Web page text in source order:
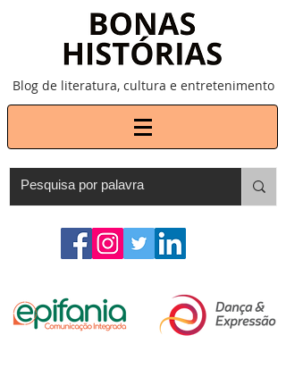
Blog de literatura, cultura e entretenimento